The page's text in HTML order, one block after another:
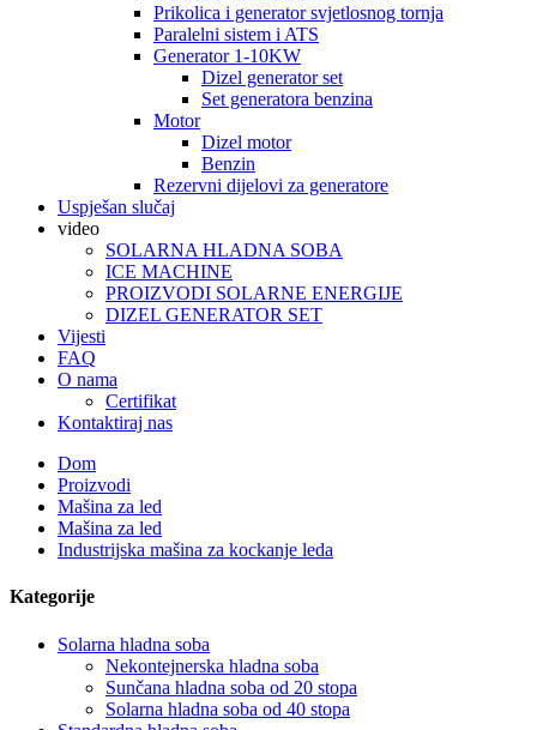
Prikolica i generator svjetlosnog tornja
Paralelni sistem i ATS
Generator 1-10KW
Dizel generator set
Set generatora benzina
Motor
Dizel motor
Benzin
Rezervni dijelovi za generatore
Uspješan slučaj
video
SOLARNA HLADNA SOBA
ICE MACHINE
PROIZVODI SOLARNE ENERGIJE
DIZEL GENERATOR SET
Vijesti
FAQ
O nama
Certifikat
Kontaktiraj nas
Dom
Proizvodi
Mašina za led
Mašina za led
Industrijska mašina za kockanje leda
Kategorije
Solarna hladna soba
Nekontejnerska hladna soba
Sunčana hladna soba od 20 stopa
Solarna hladna soba od 40 stopa